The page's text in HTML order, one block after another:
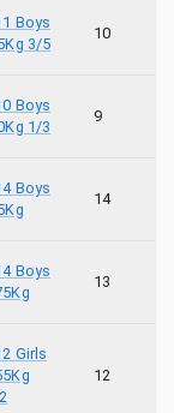
Boys
3/5
10
Boys
1/3
9
Boys
14
Boys
13
Girls
12